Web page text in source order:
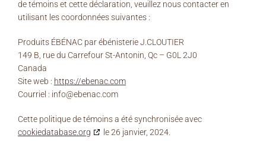
de témoins et cette déclaration, veuillez nous contacter en
utilisant les coordonnées suivantes :
Produits ÉBÉNAC par ébénisterie J.CLOUTIER
149 B, rue du Carrefour St-Antonin, Qc – G0L 2J0
Canada
Site web : https://ebenac.com
Courriel : info@ebenac.com
Cette politique de témoins a été synchronisée avec
cookiedatabase.org
le 26 janvier, 2024.